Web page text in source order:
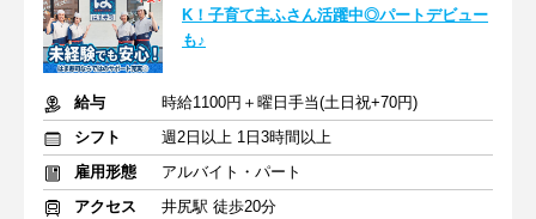
K！子育て主ふさん活躍中◎パートデビュー
も♪
給与
時給1100円＋曜日手当(土日祝+70円)
シフト
週2日以上 1日3時間以上
雇用形態
アルバイト・パート
アクセス
井尻駅 徒歩20分